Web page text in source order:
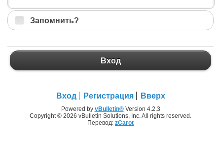
Запомнить?
Вход
Вход Регистрация Вверх
Powered by vBulletin®Version 4.2.3
Copyright © 2026 vBulletin Solutions, Inc. All rights reserved.
Перевод: zCarot